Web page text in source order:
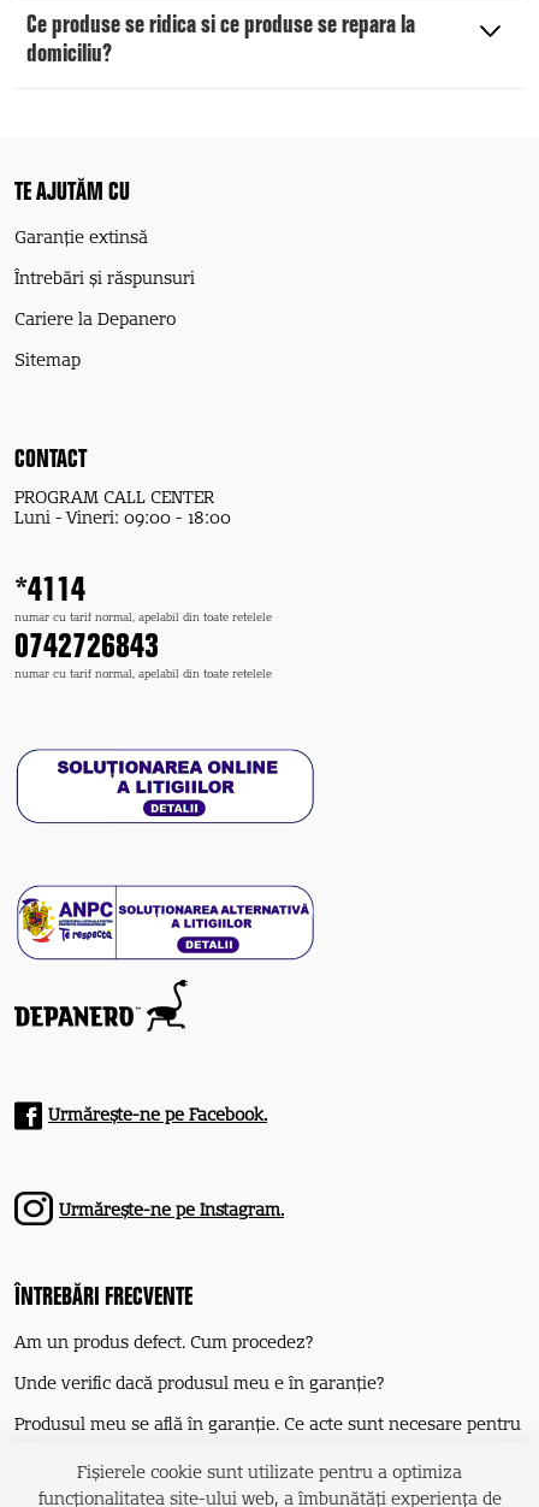
Ce produse se ridica si ce produse se repara la
domiciliu?
TE AJUTĂM CU
Garanție extinsă
Întrebări și răspunsuri
Cariere la Depanero
Sitemap
CONTACT
PROGRAM CALL CENTER
Luni - Vineri: 09:00 - 18:00
*4114
numar cu tarif normal, apelabil din toate retelele
0742726843
numar cu tarif normal, apelabil din toate retelele
Urmărește-ne pe Facebook.
Urmărește-ne pe Instagram.
ÎNTREBĂRI FRECVENTE
Am un produs defect. Cum procedez?
Unde verific dacă produsul meu e în garanție?
Produsul meu se află în garanţie. Ce acte sunt necesare pentru
Care este costul reparației unui produs?
Fișierele cookie sunt utilizate pentru a optimiza
funcţionalitatea site-ului web, a îmbunătăţi experienţa de